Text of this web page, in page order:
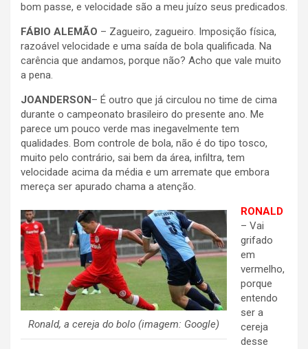
bom passe, e velocidade são a meu juízo seus predicados.
FÁBIO ALEMÃO – Zagueiro, zagueiro. Imposição física,
razoável velocidade e uma saída de bola qualificada. Na
carência que andamos, porque não? Acho que vale muito
a pena.
JOANDERSON– É outro que já circulou no time de cima
durante o campeonato brasileiro do presente ano. Me
parece um pouco verde mas inegavelmente tem
qualidades. Bom controle de bola, não é do tipo tosco,
muito pelo contrário, sai bem da área, infiltra, tem
velocidade acima da média e um arremate que embora
mereça ser apurado chama a atenção.
Ronald, a cereja do bolo (imagem: Google)
RONALD
– Vai
grifado
em
vermelho,
porque
entendo
ser a
cereja
desse